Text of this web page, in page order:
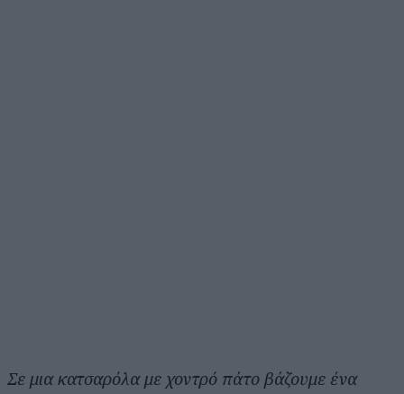
Σε μια κατσαρόλα με χοντρό πάτο βάζουμε ένα